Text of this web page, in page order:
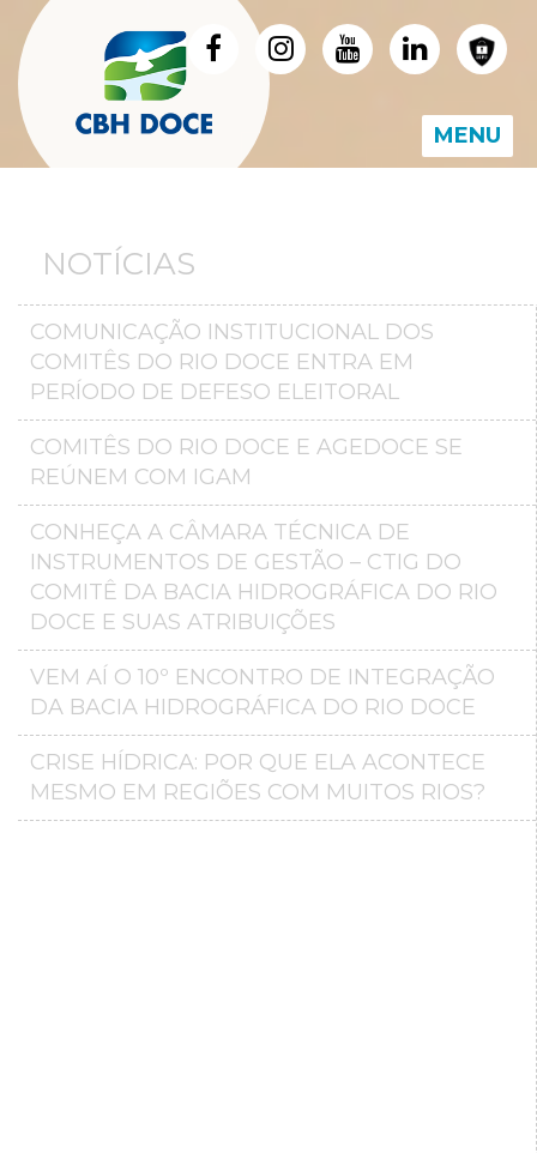
MENU
NOTÍCIAS
COMUNICAÇÃO INSTITUCIONAL DOS
COMITÊS DO RIO DOCE ENTRA EM
PERÍODO DE DEFESO ELEITORAL
COMITÊS DO RIO DOCE E AGEDOCE SE
REÚNEM COM IGAM
CONHEÇA A CÂMARA TÉCNICA DE
INSTRUMENTOS DE GESTÃO – CTIG DO
COMITÊ DA BACIA HIDROGRÁFICA DO RIO
DOCE E SUAS ATRIBUIÇÕES
VEM AÍ O 10º ENCONTRO DE INTEGRAÇÃO
DA BACIA HIDROGRÁFICA DO RIO DOCE
CRISE HÍDRICA: POR QUE ELA ACONTECE
MESMO EM REGIÕES COM MUITOS RIOS?